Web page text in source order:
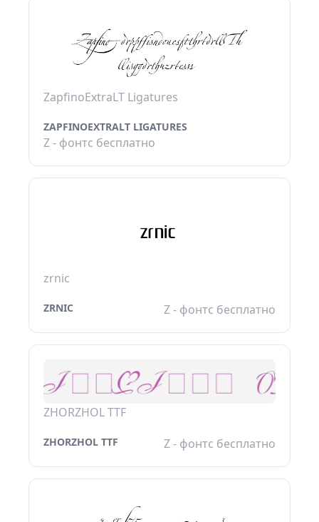
ZapfinoExtraLT Ligatures
ZAPFINOEXTRALT LIGATURES
Z - фонтс бесплатно
zrnic
ZRNIC Z - фонтс бесплатно
ZHORZHOL TTF
ZHORZHOL TTF Z - фонтс бесплатно